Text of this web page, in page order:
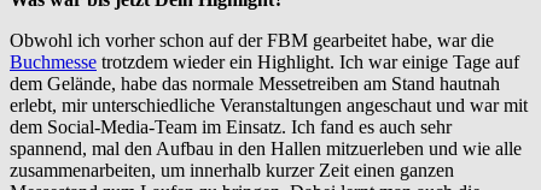
Obwohl ich vorher schon auf der FBM gearbeitet habe, war die
Buchmesse trotzdem wieder ein Highlight. Ich war einige Tage auf
dem Gelände, habe das normale Messetreiben am Stand hautnah
erlebt, mir unterschiedliche Veranstaltungen angeschaut und war mit
dem Social-Media-Team im Einsatz. Ich fand es auch sehr
spannend, mal den Aufbau in den Hallen mitzuerleben und wie alle
zusammenarbeiten, um innerhalb kurzer Zeit einen ganzen